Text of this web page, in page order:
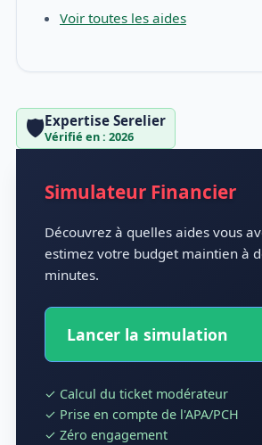
Voir toutes les aides
🛡️Expertise Serelier
Vérifié en : 2026
Simulateur Financier
Découvrez à quelles aides vous
estimez votre budget maintien à
minutes.
Lancer la simulation
✓ Calcul du ticket modérateur
✓ Prise en compte de l'APA/PCH
✓ Zéro engagement